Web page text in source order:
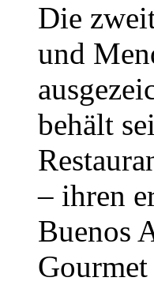
Die
und
behält
– ihren
Buenos